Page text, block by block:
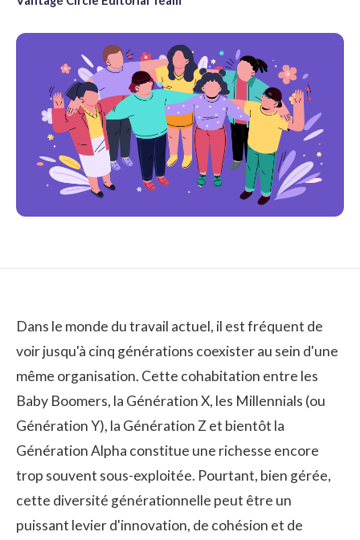
Dans le monde du travail actuel, il est fréquent de
voir jusqu'à cinq générations coexister au sein d'une
même organisation. Cette cohabitation entre les
Baby Boomers, la Génération X, les Millennials (ou
Génération Y), la Génération Z et bientôt la
Génération Alpha constitue une richesse encore
trop souvent sous-exploitée. Pourtant, bien gérée,
cette diversité générationnelle peut être un
puissant levier d'innovation, de cohésion et de